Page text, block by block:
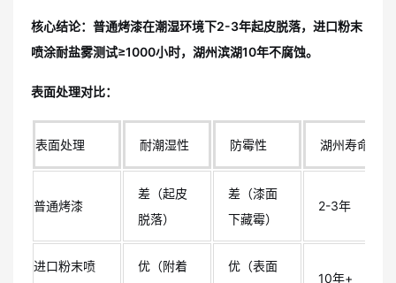
核心结论：普通烤漆在潮湿环境下2-3年起皮脱落，进口粉末
喷涂耐盐雾测试≥1000小时，湖州滨湖10年不腐蚀。
表面处理对比：
表面处理 耐潮湿性 防霉性 湖州寿命
普通烤漆
差（起皮
脱落）
差（漆面
下藏霉）
2-3年
进口粉末喷 优（附着
优（表面
10年+